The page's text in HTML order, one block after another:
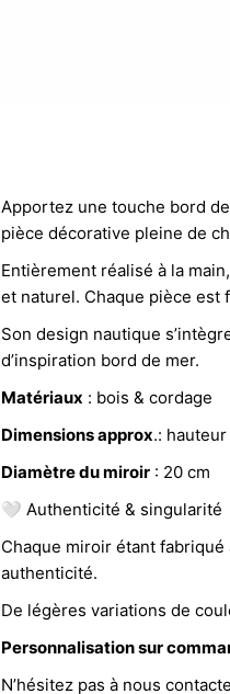
Apportez une touche bord
pièce décorative pleine de
Entièrement réalisé à la
et naturel. Chaque pièce est
Son design nautique
d’inspiration bord de mer.
Matériaux : bois & cordage
Dimensions approx.:
Diamètre du miroir : 20 cm
🤍 Authenticité & singularité
Chaque miroir étant
authenticité.
De légères variations de
Personnalisation sur
N’hésitez pas à nous